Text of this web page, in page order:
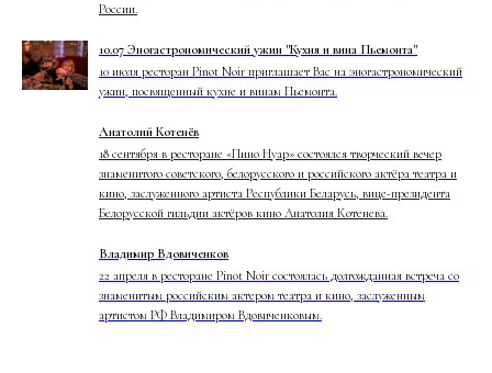
России.
10.07 Эногастрономический ужин "Кухня и вина Пьемонта"
10 июля ресторан Pinot Noir приглашает Вас на эногастрономический
ужин, посвященный кухне и винам Пьемонта.
Анатолий Котенёв
18 сентября в ресторане «Пино Нуар» состоялся творческий вечер
знаменитого советского, белорусского и российского актёра театра и
кино, заслуженного артиста Республики Беларусь, вице-президента
Белорусской гильдии актёров кино Анатолия Котенева.
Владимир Вдовиченков
22 апреля в ресторане Pinot Noir состоялась долгожданная встреча со
знаменитым российским актером театра и кино, заслуженным
артистом РФ Владимиром Вдовиченковым.